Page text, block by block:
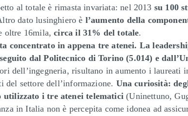
al totale è rimasta invariata: nel 2013 su 100
dato lusinghiero è l’aumento della
oltre 16mila,circa il 31% del totale.
concentrato in appena tre atenei. La
dal Politecnico di Torino (5.014) e
dell’ingegneria, risultano in aumento i laureati
del settore dell’informazione. Una curiosità:
utilizzato i tre atenei telematici(Uninettuno,
in Italia non è percepita come idonea ad